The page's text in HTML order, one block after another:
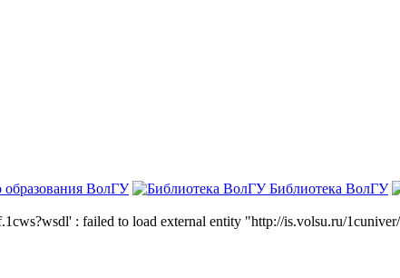
образования ВолГУ Библиотека ВолГУ
: failed to load external entity "http://is.volsu.ru/